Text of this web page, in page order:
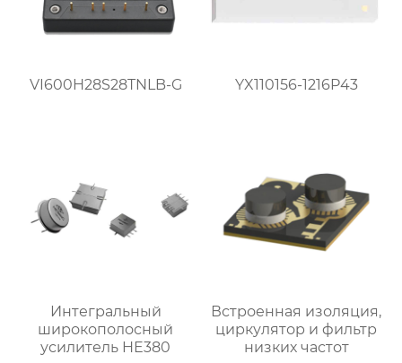
VI600H28S28TNLB-G YX110156-1216P43
Интегральный
широкополосный
усилитель HE380
Встроенная изоляция,
циркулятор и фильтр
низких частот